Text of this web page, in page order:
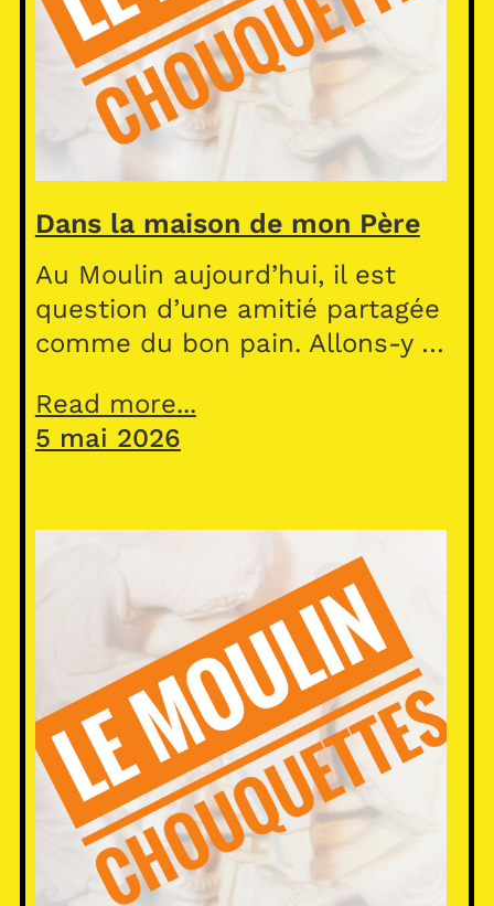
Dans la maison de mon Père
Au Moulin aujourd’hui, il est
question d’une amitié partagée
comme du bon pain. Allons-y …
Read more...
5 mai 2026